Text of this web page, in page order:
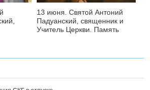
13 июня. Святой Антоний
Падуанский, священник и
Учитель Церкви. Память